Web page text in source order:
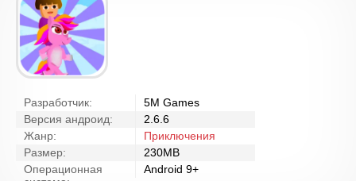
Разработчик:
5M Games
Версия андроид:
2.6.6
Жанр:
Приключения
Размер:
230MB
Операционная
Android 9+